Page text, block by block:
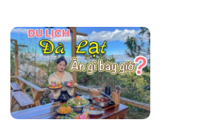
Trường